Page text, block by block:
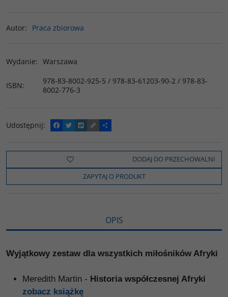
Autor: Praca zbiorowa
Wydanie: Warszawa
ISBN:
978-83-8002-925-5 / 978-83-61203-90-2 / 978-83-
8002-776-3
Udostępnij:
F
a
e
o
T
w
t
t
e
W
y
o
C
o
y
i
n
k
P
o
z
e
l
s
DODAJ DO PRZECHOWALNI
ZAPYTAJ O PRODUKT
OPIS
Wyjątkowy zestaw dla wszystkich miłośników Afryki
Meredith Martin - Historia współczesnej Afryki
zobacz książkę